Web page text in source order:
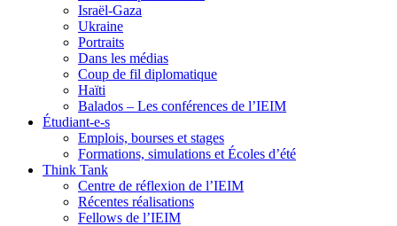
Israël-Gaza
Ukraine
Portraits
Dans les médias
Coup de fil diplomatique
Haïti
Balados – Les conférences de l’IEIM
Étudiant-e-s
Emplois, bourses et stages
Formations, simulations et Écoles d’été
Think Tank
Centre de réflexion de l’IEIM
Récentes réalisations
Fellows de l’IEIM